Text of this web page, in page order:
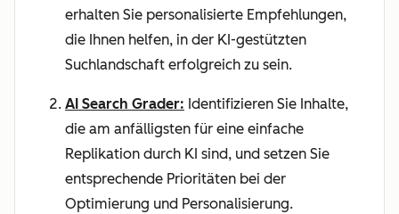
erhalten Sie personalisierte Empfehlungen,
die Ihnen helfen, in der KI-gestützten
Suchlandschaft erfolgreich zu sein.
AI Search Grader: Identifizieren Sie Inhalte,
die am anfälligsten für eine einfache
Replikation durch KI sind, und setzen Sie
entsprechende Prioritäten bei der
Optimierung und Personalisierung.